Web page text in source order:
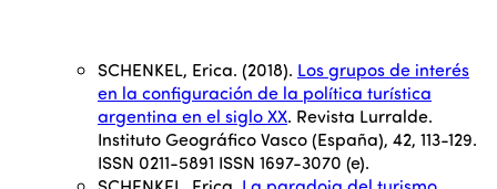
SCHENKEL, Erica. (2018). Los grupos de interés
en la configuración de la política turística
argentina en el siglo XX. Revista Lurralde.
Instituto Geográfico Vasco (España), 42, 113-129.
ISSN 0211-5891 ISSN 1697-3070 (e).